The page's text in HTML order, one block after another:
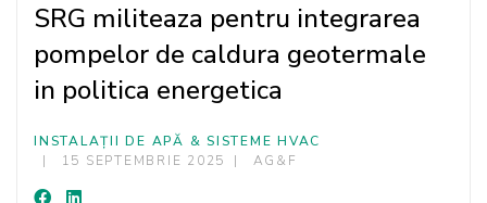
SRG militeaza pentru integrarea
pompelor de caldura geotermale
in politica energetica
INSTALAȚII DE APĂ & SISTEME HVAC
15 SEPTEMBRIE 2025
AG&F